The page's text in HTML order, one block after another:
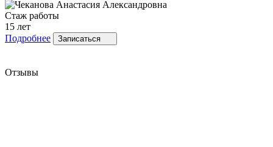
Стаж работы
15 лет
Подробнее
Записаться
Отзывы